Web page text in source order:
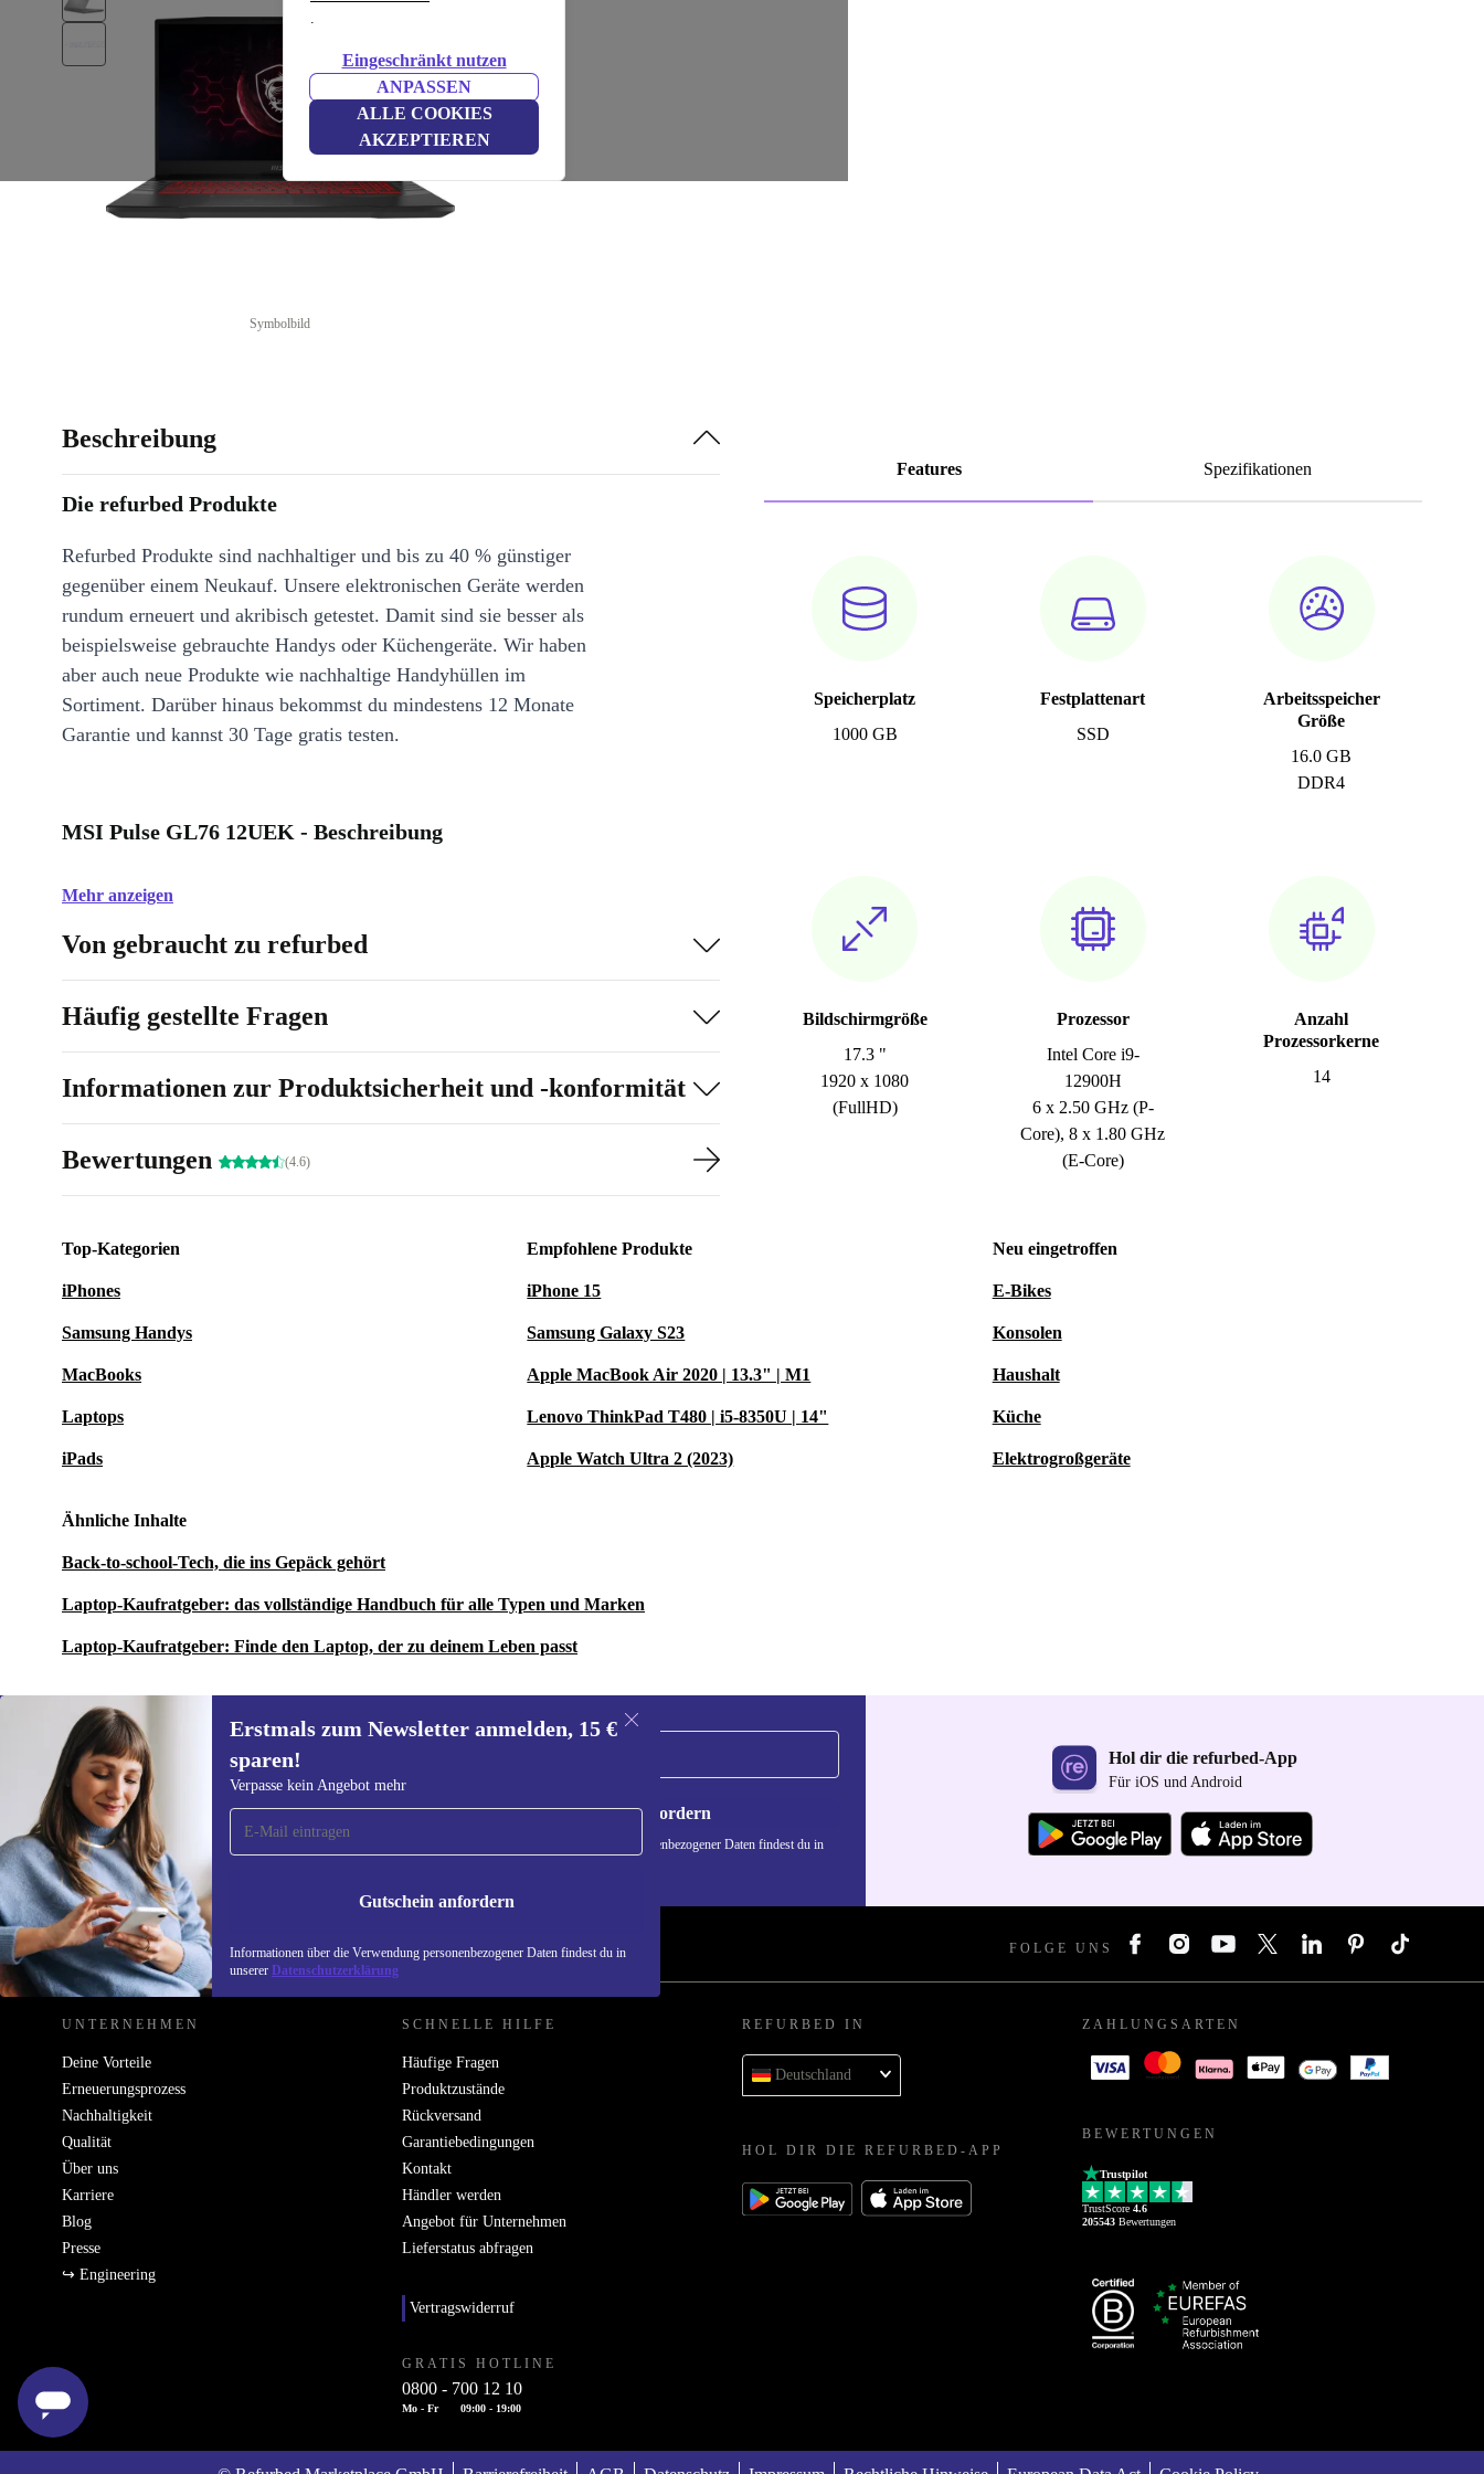
.
Eingeschränkt nutzen
ANPASSEN
ALLE COOKIES
AKZEPTIEREN
Symbolbild
Features Spezifikationen
Speicherplatz
1000 GB
Festplattenart
SSD
Arbeitsspeicher
Größe
16.0 GB
DDR4
Bildschirmgröße
17.3 "
1920 x 1080
(FullHD)
Prozessor
Intel Core i9-
12900H
6 x 2.50 GHz (P-
Core), 8 x 1.80 GHz
(E-Core)
Anzahl
Prozessorkerne
14
Beschreibung
Die refurbed Produkte
Refurbed Produkte sind nachhaltiger und bis zu 40 % günstiger
gegenüber einem Neukauf. Unsere elektronischen Geräte werden
rundum erneuert und akribisch getestet. Damit sind sie besser als
beispielsweise gebrauchte Handys oder Küchengeräte. Wir haben
aber auch neue Produkte wie nachhaltige Handyhüllen im
Sortiment. Darüber hinaus bekommst du mindestens 12 Monate
Garantie und kannst 30 Tage gratis testen.
MSI Pulse GL76 12UEK - Beschreibung
Mehr anzeigen
Von gebraucht zu refurbed
Häufig gestellte Fragen
Informationen zur Produktsicherheit und -konformität
Bewertungen (4.6)
Top-Kategorien
iPhones
Samsung Handys
MacBooks
Laptops
iPads
Empfohlene Produkte
iPhone 15
Samsung Galaxy S23
Apple MacBook Air 2020 | 13.3" | M1
Lenovo ThinkPad T480 | i5-8350U | 14"
Apple Watch Ultra 2 (2023)
Neu eingetroffen
E-Bikes
Konsolen
Haushalt
Küche
Elektrogroßgeräte
Ähnliche Inhalte
Back-to-school-Tech, die ins Gepäck gehört
Laptop-Kaufratgeber: das vollständige Handbuch für alle Typen und Marken
Laptop-Kaufratgeber: Finde den Laptop, der zu deinem Leben passt
Erstmals zum Newsletter anmelden, 15 €
sparen!
Verpasse kein Angebot mehr
Gutschein anfordern
Informationen über die Verwendung personenbezogener Daten findest du in
unserer Datenschutzerklärung
Erstmals zum Newsletter
anmelden, 15 € sparen!
Verpasse kein Angebot mehr.
Gutschein anfordern
Informationen über die Verwendung personenbezogener Daten findest du in
Hol dir die refurbed-App
Für iOS und Android
REFURBED DEUTSCHLAND - RETHINK NEW. FOLGE UNS
UNTERNEHMEN
Deine Vorteile
Erneuerungsprozess
Nachhaltigkeit
Qualität
Über uns
Karriere
Blog
Presse
↪ Engineering
SCHNELLE HILFE
Häufige Fragen
Produktzustände
Rückversand
Garantiebedingungen
Kontakt
Händler werden
Angebot für Unternehmen
Lieferstatus abfragen
Vertragswiderruf
GRATIS HOTLINE
0800 - 700 12 10
Mo - Fr 09:00 - 19:00
REFURBED IN
Deutschland
HOL DIR DIE REFURBED-APP
ZAHLUNGSARTEN
BEWERTUNGEN
Trustpilot
TrustScore 4.6
205543 Bewertungen